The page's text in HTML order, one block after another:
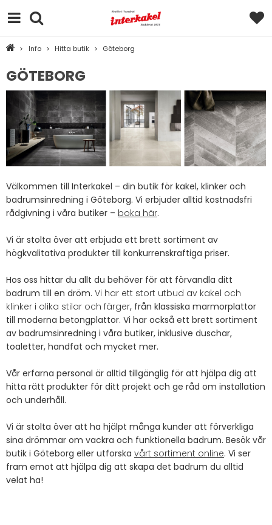
> Info > Hitta butik > Göteborg
GÖTEBORG
Välkommen till Interkakel – din butik för kakel, klinker och
badrumsinredning i Göteborg. Vi erbjuder alltid kostnadsfri
rådgivning i våra butiker – boka här.
Vi är stolta över att erbjuda ett brett sortiment av
högkvalitativa produkter till konkurrenskraftiga priser.
Hos oss hittar du allt du behöver för att förvandla ditt
badrum till en dröm. Vi har ett stort utbud av kakel och
klinker i olika stilar och färger, från klassiska marmorplattor
till moderna betongplattor. Vi har också ett brett sortiment
av badrumsinredning i våra butiker, inklusive duschar,
toaletter, handfat och mycket mer.
Vår erfarna personal är alltid tillgänglig för att hjälpa dig att
hitta rätt produkter för ditt projekt och ge råd om installation
och underhåll.
Vi är stolta över att ha hjälpt många kunder att förverkliga
sina drömmar om vackra och funktionella badrum. Besök vår
butik i Göteborg eller utforska vårt sortiment online. Vi ser
fram emot att hjälpa dig att skapa det badrum du alltid
velat ha!